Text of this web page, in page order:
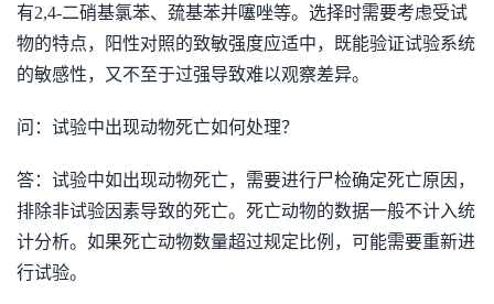
有2,4-二硝基氯苯、巯基苯并噻唑等。选择时需要考虑受试
物的特点，阳性对照的致敏强度应适中，既能验证试验系统
的敏感性，又不至于过强导致难以观察差异。
问：试验中出现动物死亡如何处理？
答：试验中如出现动物死亡，需要进行尸检确定死亡原因，
排除非试验因素导致的死亡。死亡动物的数据一般不计入统
计分析。如果死亡动物数量超过规定比例，可能需要重新进
行试验。